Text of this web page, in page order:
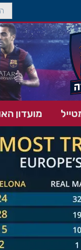
מועדון